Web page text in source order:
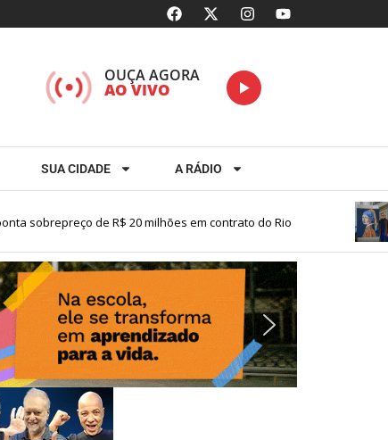
OUÇA AGORA
AO VIVO
SUA CIDADE A RÁDIO
sobrepreço de R$ 20 milhões em contrato do Rio